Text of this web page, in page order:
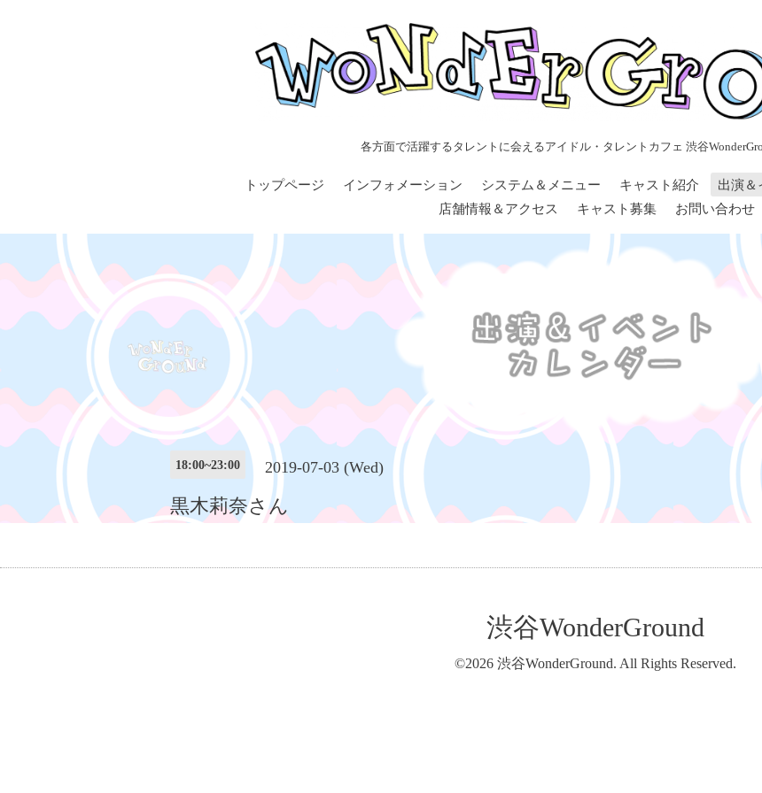
各方面で活躍するタレントに会えるアイドル・タレントカフェ 渋谷
トップページ インフォメーション システム＆メニュー キャスト紹介 出演＆
店舗情報＆アクセス
キャスト募集 お問い合わせ
18:00~23:00 2019-07-03 (Wed)
黒木莉奈さん
渋谷WonderGround
©2026 渋谷WonderGround. All Rights Reserved.